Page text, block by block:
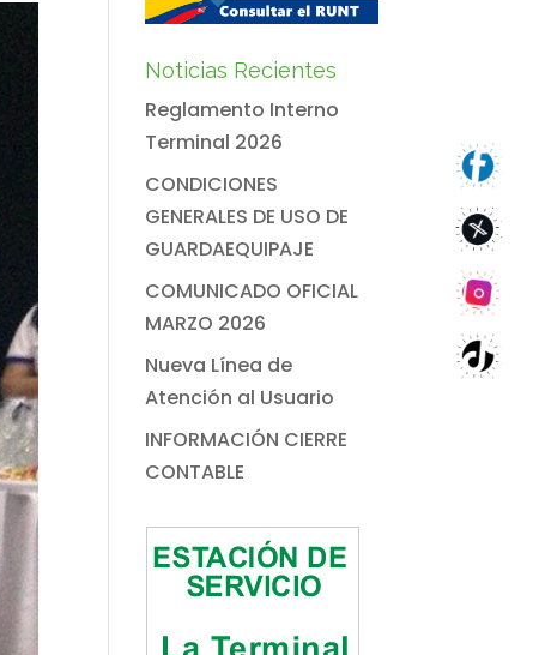
Noticias Recientes
Reglamento Interno
Terminal 2026
CONDICIONES
GENERALES DE USO DE
GUARDAEQUIPAJE
COMUNICADO OFICIAL
MARZO 2026
Nueva Línea de
Atención al Usuario
INFORMACIÓN CIERRE
CONTABLE